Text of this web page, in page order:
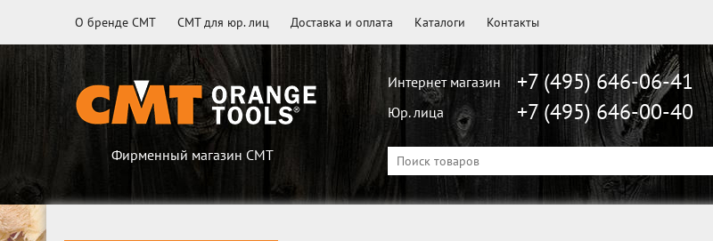
О бренде CMT CMT для юр. лиц Доставка и оплата Каталоги Контакты
Фирменный магазин CMT
Интернет магазин +7 (495) 646-06-41
Юр. лица +7 (495) 646-00-40